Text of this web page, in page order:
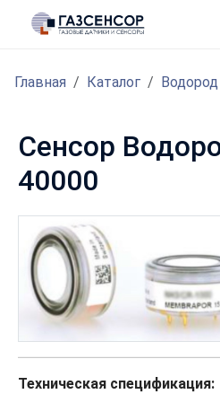
Главная Каталог
Сенсор
40000
Техническая спецификация: